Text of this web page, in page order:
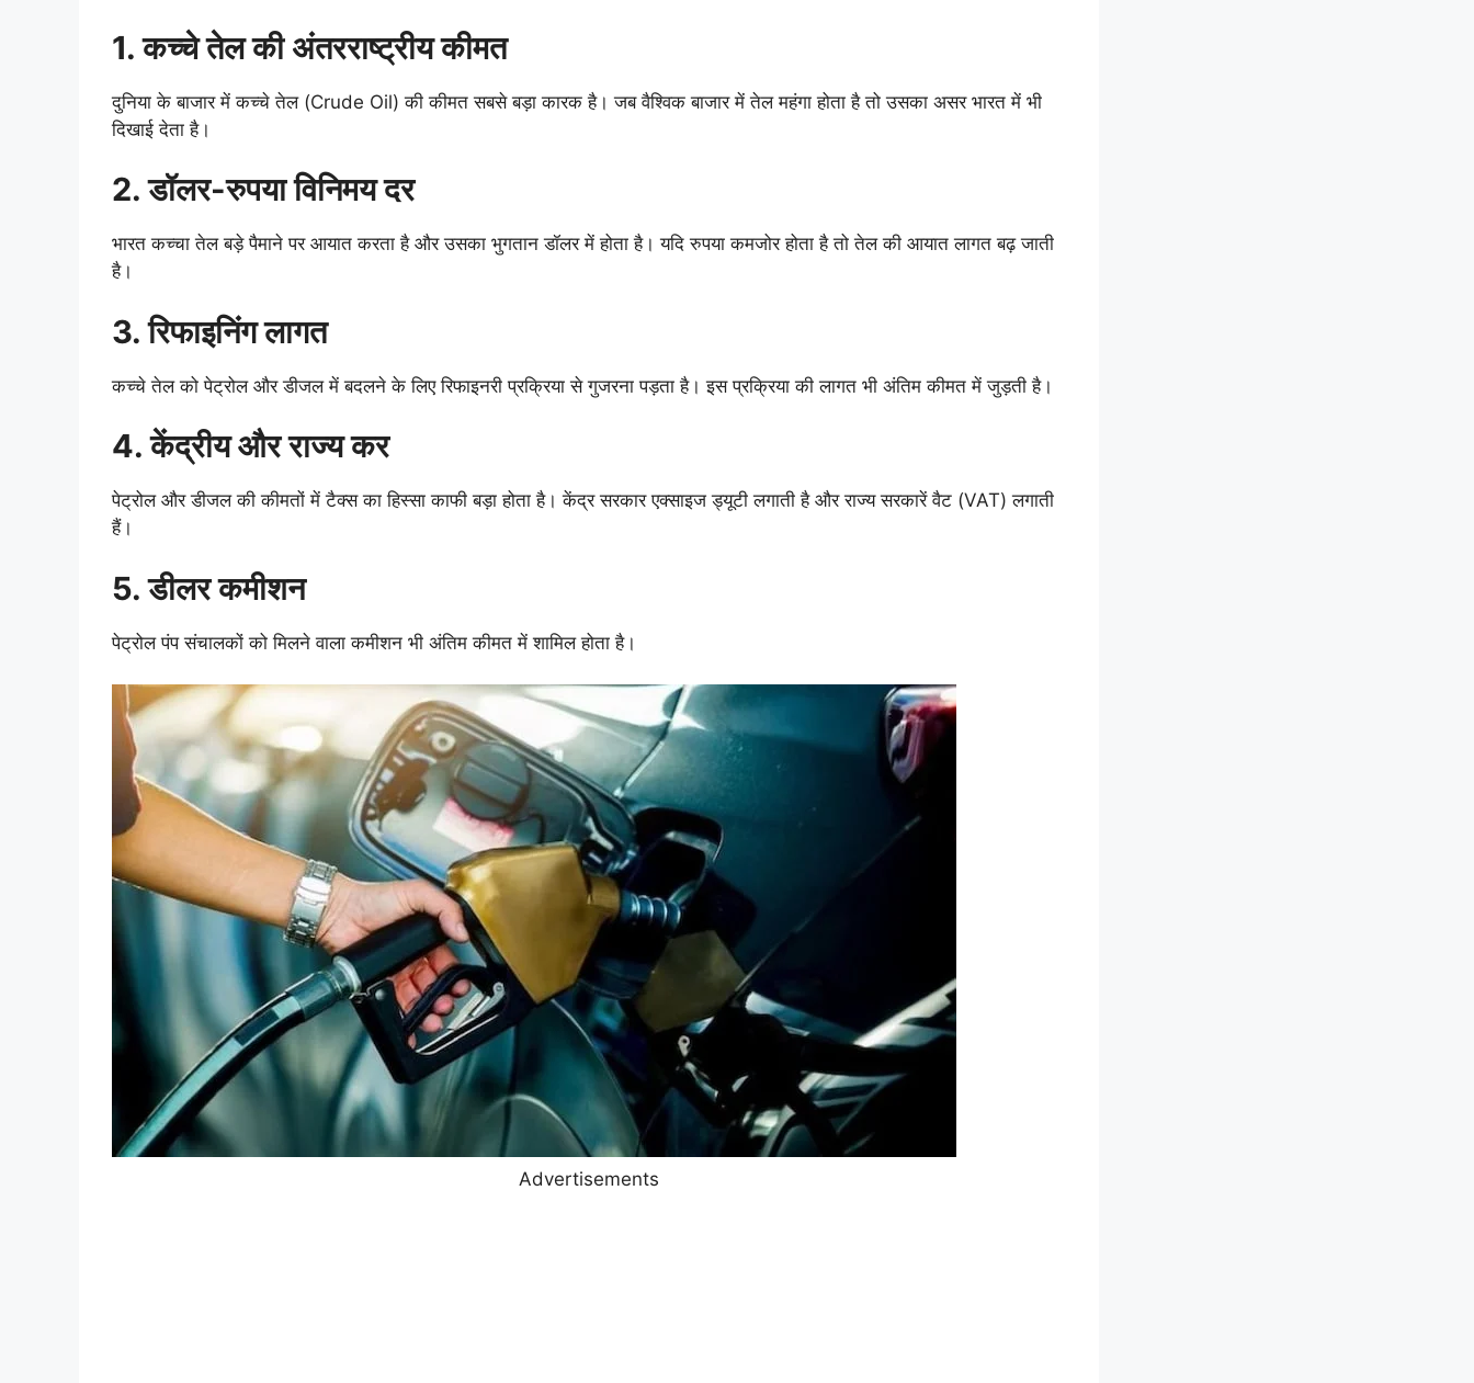
1. कच्चे तेल की अंतरराष्ट्रीय कीमत
दुनिया के बाजार में कच्चे तेल (Crude Oil) की कीमत सबसे बड़ा कारक है। जब वैश्विक बाजार में तेल महंगा होता है तो उसका असर भारत में भी
दिखाई देता है।
2. डॉलर-रुपया विनिमय दर
भारत कच्चा तेल बड़े पैमाने पर आयात करता है और उसका भुगतान डॉलर में होता है। यदि रुपया कमजोर होता है तो तेल की आयात लागत बढ़ जाती
है।
3. रिफाइनिंग लागत
कच्चे तेल को पेट्रोल और डीजल में बदलने के लिए रिफाइनरी प्रक्रिया से गुजरना पड़ता है। इस प्रक्रिया की लागत भी अंतिम कीमत में जुड़ती है।
4. केंद्रीय और राज्य कर
पेट्रोल और डीजल की कीमतों में टैक्स का हिस्सा काफी बड़ा होता है। केंद्र सरकार एक्साइज ड्यूटी लगाती है और राज्य सरकारें वैट (VAT) लगाती
हैं।
5. डीलर कमीशन
पेट्रोल पंप संचालकों को मिलने वाला कमीशन भी अंतिम कीमत में शामिल होता है।
Advertisements